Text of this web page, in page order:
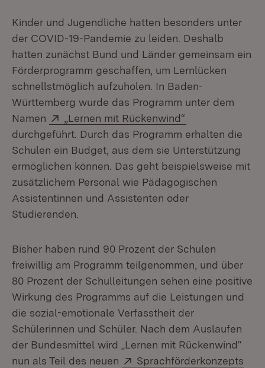
Kinder und Jugendliche hatten besonders unter
der COVID-19-Pandemie zu leiden. Deshalb
hatten zunächst Bund und Länder gemeinsam ein
Förderprogramm geschaffen, um Lernlücken
schnellstmöglich aufzuholen. In Baden-
Württemberg wurde das Programm unter dem
Namen
Extern:
„Lernen mit Rückenwind“
durchgeführt. Durch das Programm erhalten die
Schulen ein Budget, aus dem sie Unterstützung
ermöglichen können. Das geht beispielsweise mit
zusätzlichem Personal wie Pädagogischen
Assistentinnen und Assistenten oder
Studierenden.
Bisher haben rund 90 Prozent der Schulen
freiwillig am Programm teilgenommen, und über
80 Prozent der Schulleitungen sehen eine positive
Wirkung des Programms auf die Leistungen und
die sozial-emotionale Verfasstheit der
Schülerinnen und Schüler. Nach dem Auslaufen
der Bundesmittel wird „Lernen mit Rückenwind“
nun als Teil des neuen
Extern:
Sprachförderkonzepts